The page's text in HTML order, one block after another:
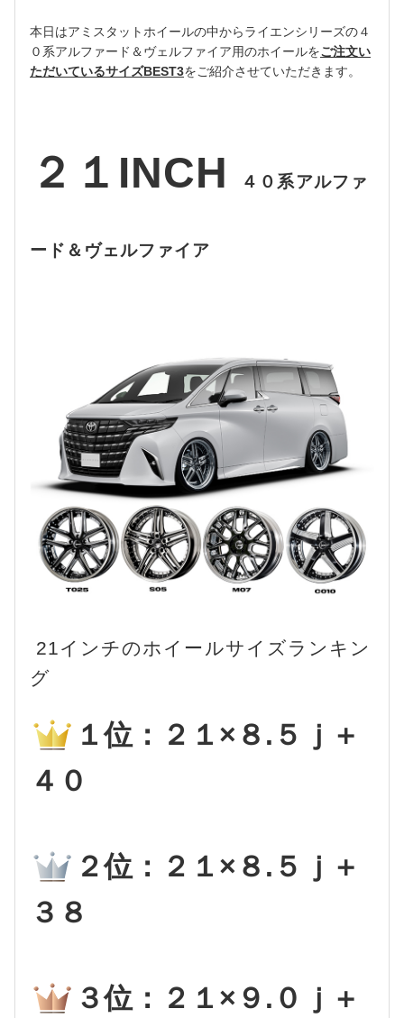
本日はアミスタットホイールの中からライエンシリーズの４
０系アルファード＆ヴェルファイア用のホイールをご注文い
ただいているサイズBEST3をご紹介させていただきます。
２１INCH ４０系アルファ
ード＆ヴェルファイア
21インチのホイールサイズランキン
グ
１位：２１×８.５ｊ＋
４０
２位：２１×８.５ｊ＋
３８
３位：２１×９.０ｊ＋